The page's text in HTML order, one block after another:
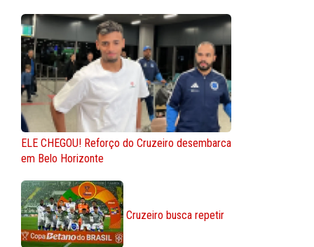
ELE CHEGOU! Reforço do Cruzeiro desembarca
em Belo Horizonte
Cruzeiro busca repetir